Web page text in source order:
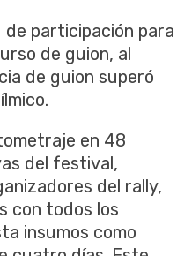
participación para
de guion, al
de guion superó
en 48
del festival,
del rally,
con todos los
insumos como